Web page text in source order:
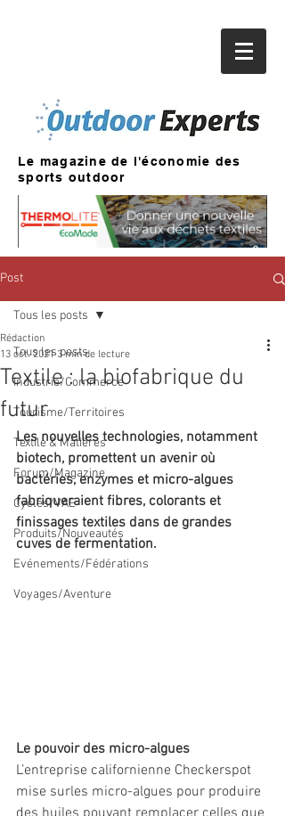
Le magazine de l'économie des
sports outdoor
Post
Tous les posts
Industrie/Commerce
Tourisme/Territoires
Textile & Matières
Forum/Magazine
Cycles/VAE
Produits/Nouveautés
Evénements/Fédérations
Voyages/Aventure
Tous les posts
Textile : la biofabrique du
futur
Rédaction
13 oct. 2021 3 min de lecture
Les nouvelles technologies, notamment
biotech, promettent un avenir où
bactéries, enzymes et micro-algues
fabriqueraient fibres, colorants et
finissages textiles dans de grandes
cuves de fermentation.
Le pouvoir des micro-algues
L’entreprise californienne Checkerspot
mise surles micro-algues pour produire